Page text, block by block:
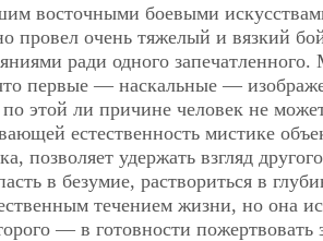
восточными боевыми
провел очень тяжелый и вязкий
ради одного
первые — наскальные —
этой ли причине человек не
естественность мистике
удержать взгляд
в безумие, раствориться в
течением жизни, но она
— в готовности пожертвовать